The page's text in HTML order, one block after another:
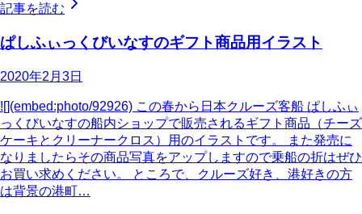
記事を読む
ぱしふぃっくびいなすのギフト商品用イラスト
2020年2月3日
![](embed:photo/92926) この春から日本クルーズ客船 ぱしふぃ
っくびいなすの船内ショップで販売されるギフト商品（チーズ
ケーキとクリーナークロス）用のイラストです。 また発売に
なりましたらその商品写真をアップしますので乗船の折はぜひ
お買い求めください。 ところで、クルーズ好き、港好きの方
は背景の港町…